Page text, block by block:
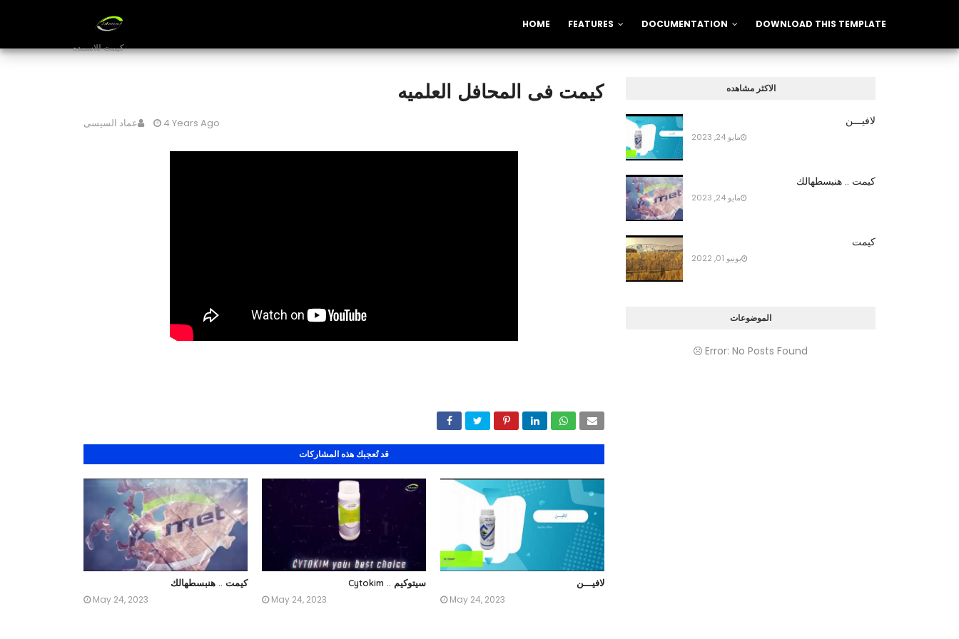
كيمت للاسمده
HOME FEATURES DOCUMENTATION DOWNLOAD THIS TEMPLATE
كيمت فى المحافل العلميه
عماد السيسى 4 Years Ago
قد تُعجبك هذه المشاركات
كيمت .. هنبسطهالك
May 24, 2023
سيتوكيم .. Cytokim
May 24, 2023
لافيـــن
May 24, 2023
الاكثر مشاهده
لافيـــن
مايو 24, 2023
كيمت .. هنبسطهالك
مايو 24, 2023
كيمت
يونيو 01, 2022
الموضوعات
Error: No Posts Found